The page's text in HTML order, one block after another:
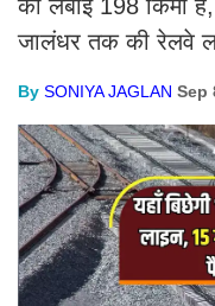
की लंबाई 198 किमी
जालंधर तक की रेलवे
By SONIYA JAGLAN Sep